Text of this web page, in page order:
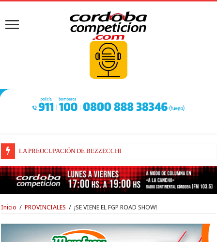
LA PREOCUPACIÓN DE BEZZECCHI
BEZZECCHI, RECUPERADO Y VELOZ
Inicio / PROVINCIALES / ¡SE VIENE EL FGP ROAD SHOW!